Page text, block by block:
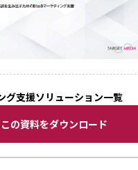
グ支援ソリューション一覧
この資料をダウンロード